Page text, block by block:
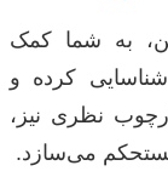
به شما کمک
کرده و
نظری نیز،
می‌سازد.